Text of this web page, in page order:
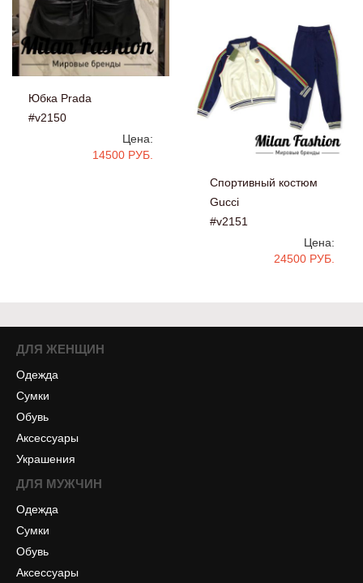
Юбка Prada
#v2150
Цена:
14500 РУБ.
Спортивный костюм
Gucci
#v2151
Цена:
24500 РУБ.
ДЛЯ ЖЕНЩИН
Одежда
Сумки
Обувь
Аксессуары
Украшения
ДЛЯ МУЖЧИН
Одежда
Сумки
Обувь
Аксессуары